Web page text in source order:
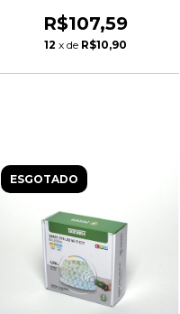
R$107,59
12 x de R$10,90
ESGOTADO